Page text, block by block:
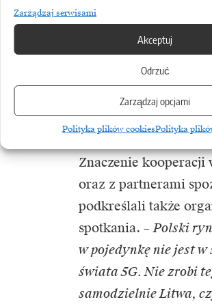
Zarządzaj serwisami
Akceptuj
Odrzuć
Zarządzaj opcjami
Polityka plików cookiesPolityka
w tworzeniu łańcucha
na rynku
stwierdził
w nagranym
skierowanym do
dyskusji.
Znaczenie kooperacji
oraz z partnerami
podkreślali także
spotkania. –Polski
w pojedynkę nie jest
świata 5G. Nie zrobi
samodzielnie Litwa,